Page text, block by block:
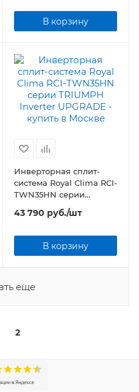
В корзину
Инверторная сплит-
система Royal Clima RCI-
TWN35HN серии
TRIUMPH Inverter
UPGRADE
43 790 руб./шт
В корзину
еще
2